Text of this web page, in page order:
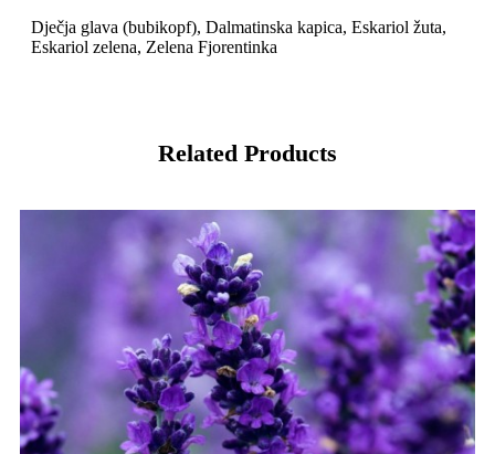
Dječja glava (bubikopf), Dalmatinska kapica, Eskariol žuta,
Eskariol zelena, Zelena Fjorentinka
Related Products